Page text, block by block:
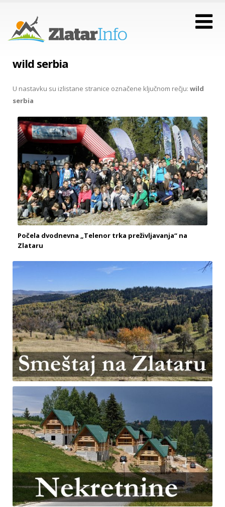
wild serbia
U nastavku su izlistane stranice označene ključnom rečju: wild
serbia
Počela dvodnevna „Telenor trka preživljavanja“ na
Zlataru